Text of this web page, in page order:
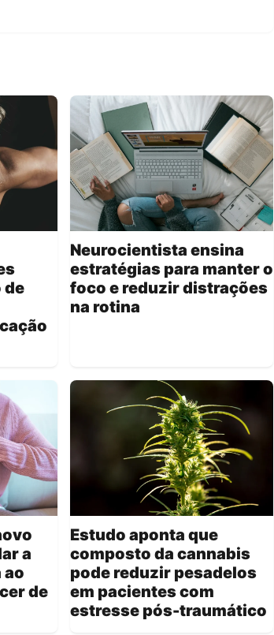
de
Neurocientista ensina
estratégias para manter o
foco e reduzir distrações
na rotina
a
ao
de
Estudo aponta que
composto da cannabis
pode reduzir pesadelos
em pacientes com
estresse pós-traumático